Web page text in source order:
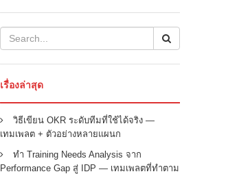
เรื่องล่าสุด
วิธีเขียน OKR ระดับทีมที่ใช้ได้จริง —
เทมเพลต + ตัวอย่างหลายแผนก
ทำ Training Needs Analysis จาก
Performance Gap สู่ IDP — เทมเพลตที่ทำตาม